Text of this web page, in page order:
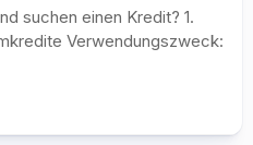
suchen einen Kredit? 1.
Verwendungszweck: